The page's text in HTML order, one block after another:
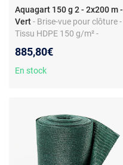
Aquagart 150 g 2 - 2x200 m -
Vert- Brise-vue pour clôture -
Tissu HDPE 150 g/m² -
885,80€
En stock